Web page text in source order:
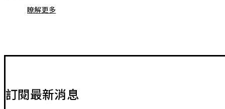
瞭解更多
訂閱最新消息